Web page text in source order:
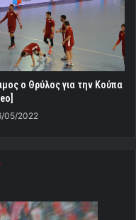
ο Θρύλος για την Κούπα
05/2022